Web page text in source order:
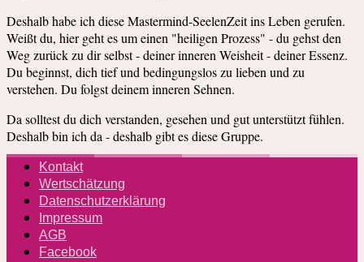
Deshalb habe ich diese Mastermind-SeelenZeit ins Leben gerufen.
Weißt du, hier geht es um einen "heiligen Prozess" - du gehst den
Weg zurück zu dir selbst - deiner inneren Weisheit - deiner Essenz.
Du beginnst, dich tief und bedingungslos zu lieben und zu
verstehen. Du folgst deinem inneren Sehnen.
Da solltest du dich verstanden, gesehen und gut unterstützt fühlen.
Deshalb bin ich da - deshalb gibt es diese Gruppe.
Kontakt
Wertschätzung
Datenschutzerklärung
Impressum
AGB
Facebook